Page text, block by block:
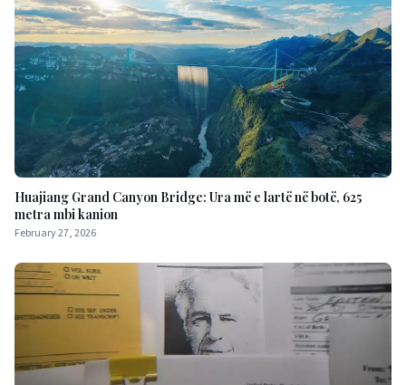
Huajiang Grand Canyon Bridge: Ura më e lartë në botë, 625
metra mbi kanion
February 27, 2026